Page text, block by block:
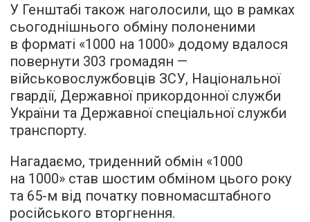
У Генштабі також наголосили, що в рамках
сьогоднішнього обміну полоненими
в форматі «1000 на 1000» додому вдалося
повернути 303 громадян —
військовослужбовців ЗСУ, Національної
гвардії, Державної прикордонної служби
України та Державної спеціальної служби
транспорту.
Нагадаємо, триденний обмін «1000
на 1000» став шостим обміном цього року
та 65-м від початку повномасштабного
російського вторгнення.